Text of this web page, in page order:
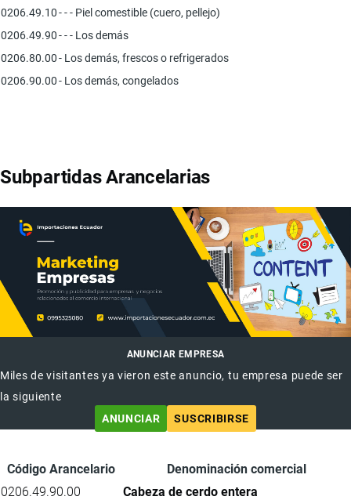
0206.49.10- - - Piel comestible (cuero, pellejo)
0206.49.90- - - Los demás
0206.80.00- Los demás, frescos o refrigerados
0206.90.00- Los demás, congelados
Subpartidas Arancelarias
ANUNCIAR EMPRESA
Miles de visitantes ya vieron este anuncio, tu empresa puede ser
la siguiente
ANUNCIAR
SUSCRIBIRSE
Código Arancelario
Denominación comercial
0206.49.90.00
Cabeza de cerdo entera